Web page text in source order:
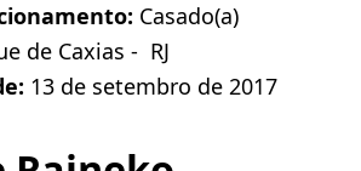
Casado(a)
de Caxias - RJ
13 de setembro de 2017